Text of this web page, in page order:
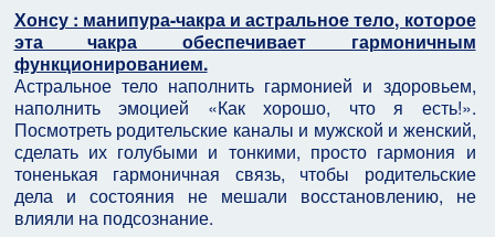
Хонсу : манипура-чакра и астральное тело, которое
эта чакра обеспечивает гармоничным
функционированием.
Астральное тело наполнить гармонией и здоровьем,
наполнить эмоцией «Как хорошо, что я есть!».
Посмотреть родительские каналы и мужской и женский,
сделать их голубыми и тонкими, просто гармония и
тоненькая гармоничная связь, чтобы родительские
дела и состояния не мешали восстановлению, не
влияли на подсознание.